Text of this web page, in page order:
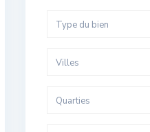
Type du bien
Villes
Quarties